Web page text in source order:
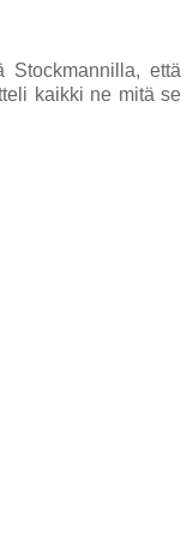
Stockmannilla, että
kaikki ne mitä se